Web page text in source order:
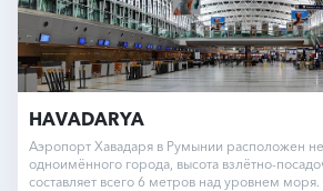
HAVADARYA
Аэропорт Хавадаря в Румынии расположен
одноимённого города, высота взлётно-
составляет всего 6 метров над уровнем моря.